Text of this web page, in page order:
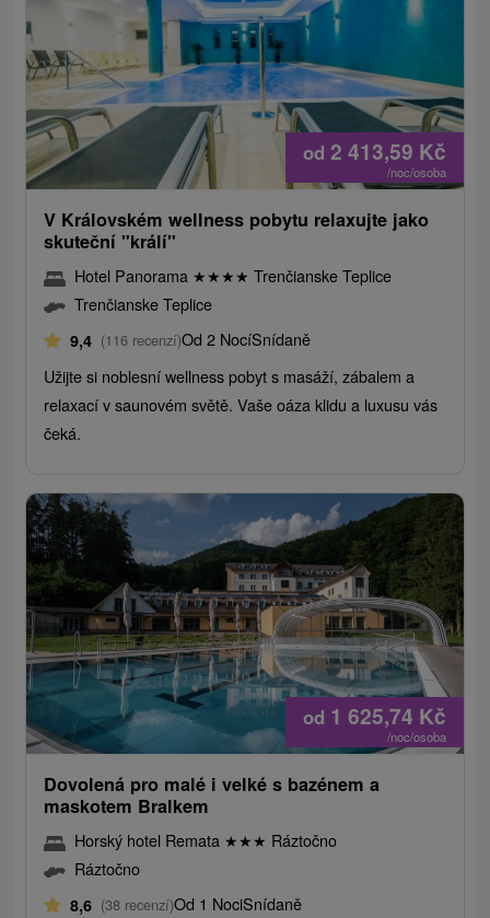
od 2 413,59 Kč
/noc/osoba
V Královském wellness pobytu relaxujte jako
skuteční "králí"
Hotel Panorama ★★★★ Trenčianske Teplice
Trenčianske Teplice
9,4 (116 recenzí)Od 2 NocíSnídaně
Užijte si noblesní wellness pobyt s masáží, zábalem a
relaxací v saunovém světě. Vaše oáza klidu a luxusu vás
čeká.
od 1 625,74 Kč
/noc/osoba
Dovolená pro malé i velké s bazénem a
maskotem Bralkem
Horský hotel Remata ★★★ Ráztočno
Ráztočno
8,6 (38 recenzí)Od 1 NociSnídaně